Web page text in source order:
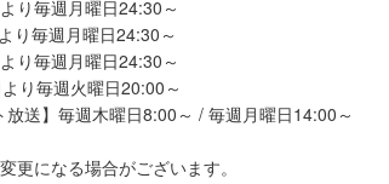
り毎週月曜日24:30～
毎週月曜日24:30～
毎週月曜日24:30～
毎週火曜日20:00～
毎週木曜日8:00～ / 毎週月曜日14:00～
更になる場合がございます。